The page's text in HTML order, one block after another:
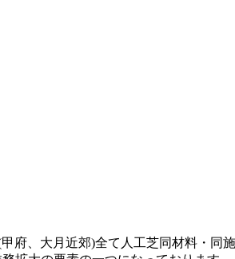
目の処理などは、プロである私たちに
。メンテナンスフリーで、四季を通
府、大月近郊)全て人工芝同材料・同